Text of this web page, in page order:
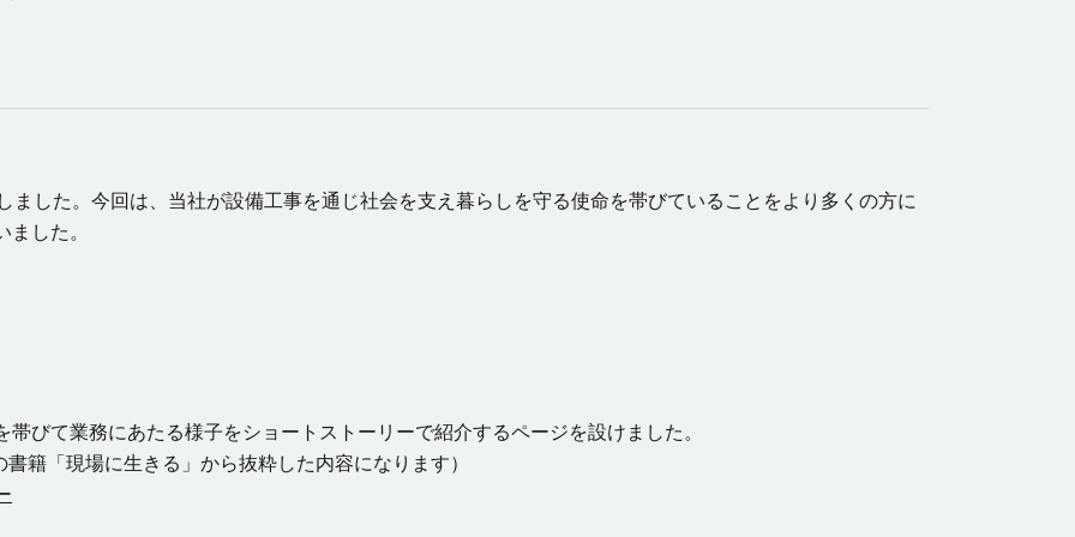
ました。今回は、当社が設備工事を通じ社会を支え暮らしを守る使命を帯びていることをより多くの方に
した。
びて業務にあたる様子をショートストーリーで紹介するページを設けました。
籍「現場に生きる」から抜粋した内容になります）